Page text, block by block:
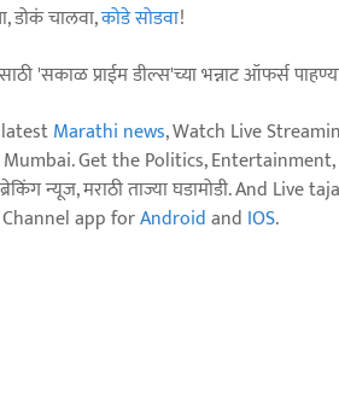
डोकं चालवा,कोडे सोडवा!
'सकाळ प्राईम डील्स'च्या भन्नाट ऑफर्स
Marathi news, Watch Live
Mumbai. Get the Politics, Entertainment,
ब्रेकिंग न्यूज, मराठी ताज्या घडामोडी. And
app forAndroidand IOS.